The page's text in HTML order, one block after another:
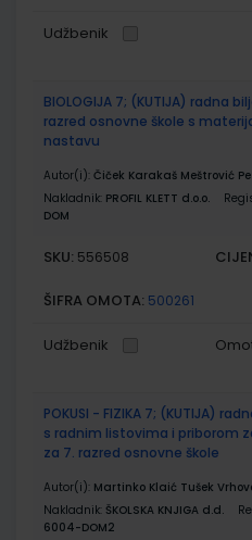
Udžbenik
BIOLOGIJA 7; (KUTIJA) radna
razred osnovne škole s
nastavu
Autor(i): Čiček Karakaš Meštrović
Nakladnik: PROFIL KLETT d.o.o.
DOM
SKU: 556508
ŠIFRA OMOTA: 500261
Udžbenik
POKUSI - FIZIKA 7; (KUTIJA)
s radnim listovima i priborom
za 7. razred osnovne škole
Autor(i): Martinko Klaić Tušek
Nakladnik: ŠKOLSKA KNJIGA d.d.
6004-DOM2